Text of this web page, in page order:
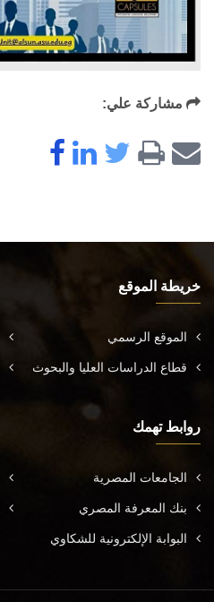
مشاركة علي:
خريطة الموقع
الموقع الرسمي
قطاع الدراسات العليا والبحوث
روابط تهمك
الجامعات المصرية
بنك المعرفة المصري
البوابة الإلكترونية للشكاوي